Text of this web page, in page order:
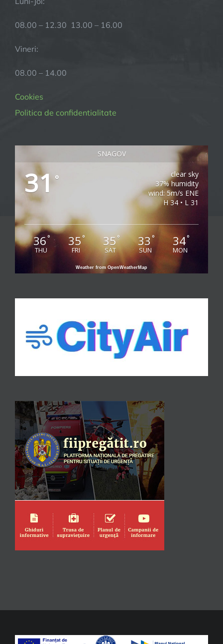
08.00 – 12.30 13.00 – 16.00
Vineri:
08.00 – 14.00
Cookies
Politica de confidentialitate
SNAGOV
31°
clear sky
37% humidity
wind: 5m/s ENE
H 34 • L 31
36°
THU
35°
FRI
35°
SAT
33°
SUN
34°
MON
Weather from OpenWeatherMap